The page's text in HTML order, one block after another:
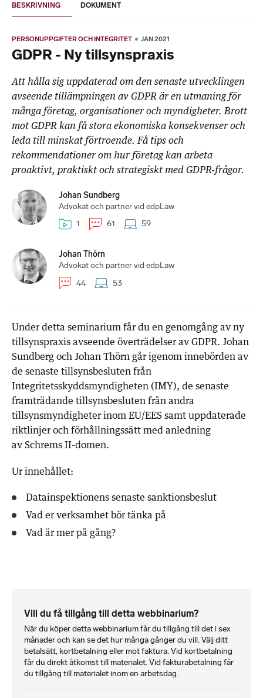
BESKRIVNING DOKUMENT
PERSONUPPGIFTER OCH INTEGRITET JAN 2021
GDPR - Ny tillsynspraxis
Att hålla sig uppdaterad om den senaste utvecklingen
avseende tillämpningen av GDPR är en utmaning för
många företag, organisationer och myndigheter. Brott
mot GDPR kan få stora ekonomiska konsekvenser och
leda till minskat förtroende. Få tips och
rekommendationer om hur företag kan arbeta
proaktivt, praktiskt och strategiskt med GDPR-frågor.
Johan Sundberg
Advokat och partner vid edpLaw
1
61 59
Johan Thörn
Advokat och partner vid edpLaw
44
53
Under detta seminarium får du en genomgång av ny
tillsynspraxis avseende överträdelser av GDPR. Johan
Sundberg och Johan Thörn går igenom innebörden av
de senaste tillsynsbesluten från
Integritetsskyddsmyndigheten (IMY), de senaste
framträdande tillsynsbesluten från andra
tillsynsmyndigheter inom EU/EES samt uppdaterade
riktlinjer och förhållningssätt med anledning
av Schrems II-domen.
Ur innehållet:
Datainspektionens senaste sanktionsbeslut
Vad er verksamhet bör tänka på
Vad är mer på gång?
Vill du få tillgång till detta webbinarium?
När du köper detta webbinarium får du tillgång till det i sex
månader och kan se det hur många gånger du vill. Välj ditt
betalsätt, kortbetalning eller mot faktura. Vid kortbetalning
får du direkt åtkomst till materialet. Vid fakturabetalning får
du tillgång till materialet inom en arbetsdag.